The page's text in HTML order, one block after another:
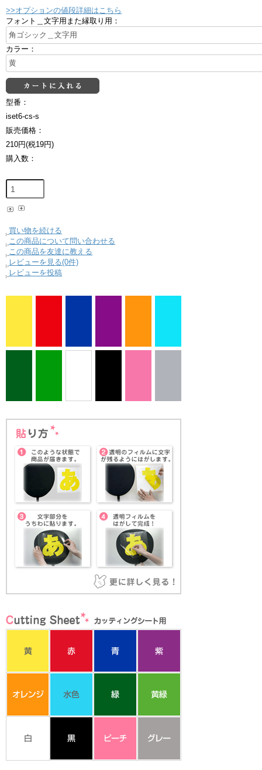
>>オプションの値段詳細はこちら
フォント＿文字用また縁取り用：
カラー：
型番：
iset6-cs-s
販売価格：
210円(税19円)
購入数：
買い物を続ける
この商品について問い合わせる
この商品を友達に教える
レビューを見る(0件)
レビューを投稿